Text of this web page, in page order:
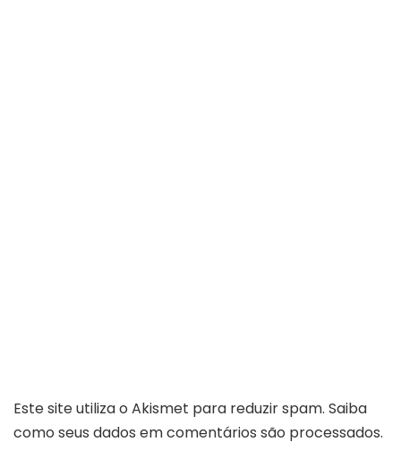
Este site utiliza o Akismet para reduzir spam. Saiba
como seus dados em comentários são processados.